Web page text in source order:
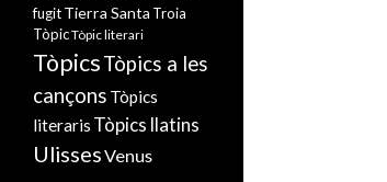
fugitTierra Santa Troia
TòpicTòpic literari
TòpicsTòpics a les
cançons Tòpics
literaris Tòpics llatins
UlissesVenus